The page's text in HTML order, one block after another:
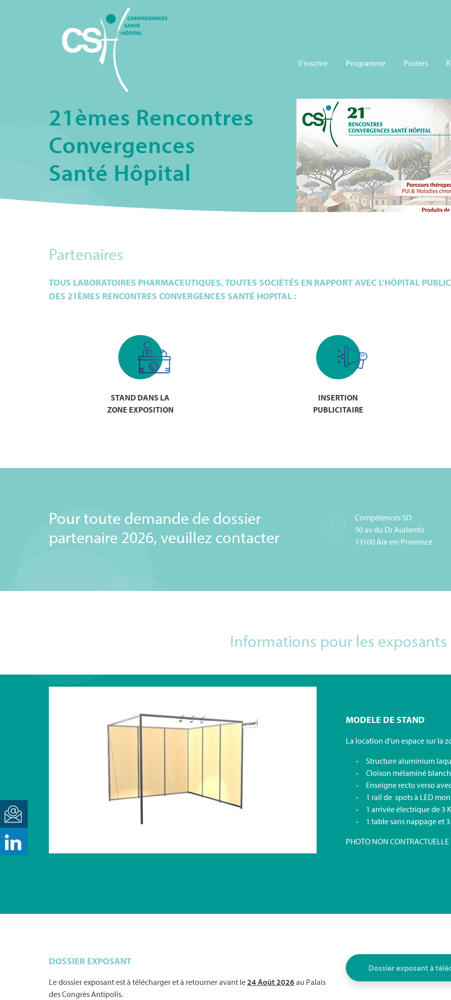
S'inscrire Programme Posters
21èmes Rencontres
Convergences
Santé Hôpital
Partenaires
TOUS LABORATOIRES PHARMACEUTIQUES, TOUTES SOCIÉTÉS EN RAPPORT AVEC L’HÔPITAL
DES 21ÈMES RENCONTRES CONVERGENCES SANTÉ HOPITAL :
STAND DANS LA
ZONE EXPOSITION
INSERTION
PUBLICITAIRE
Pour toute demande de dossier
partenaire 2026, veuillez contacter
Compétences SD
50 av du Dr Aurientis
13100 Aix-en-Provence
Informations pour les exposants
MODELE DE STAND
La location d’un espace sur la
Structure aluminium
Cloison mélaminé
Enseigne recto verso
1 rail de spots à LED
1 arrivée électrique de 3
1 table sans nappage et
PHOTO NON CONTRACTUELLE
DOSSIER EXPOSANT
Le dossier exposant est à télécharger et à retourner avant le24 Août 2026 au Palais
des Congrès Antipolis.
Dossier exposant à